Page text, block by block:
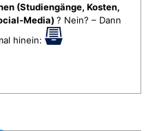
(Studiengänge, Kosten,
Media) ? Nein? – Dann
hinein: